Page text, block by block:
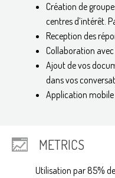
Création de
centres d’intérêt.
Reception des
Collaboration
Ajout de vos
dans vos
Application mobile
METRICS
Utilisation par 85%